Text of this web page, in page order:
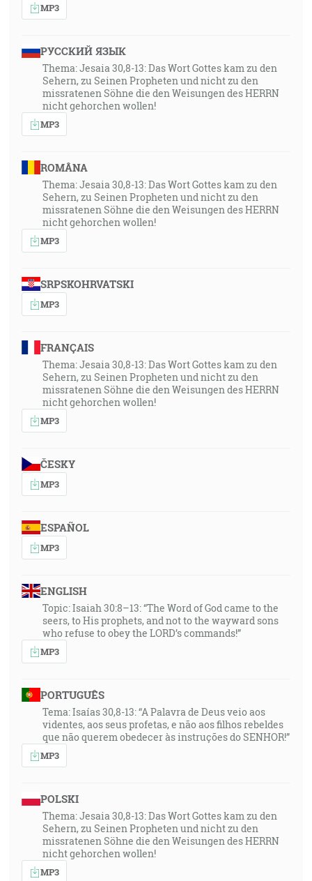
MP3
РУССКИЙ ЯЗЫК
Thema: Jesaia 30,8-13: Das Wort Gottes kam zu den
Sehern, zu Seinen Propheten und nicht zu den
missratenen Söhne die den Weisungen des HERRN
nicht gehorchen wollen!
MP3
ROMÂNA
Thema: Jesaia 30,8-13: Das Wort Gottes kam zu den
Sehern, zu Seinen Propheten und nicht zu den
missratenen Söhne die den Weisungen des HERRN
nicht gehorchen wollen!
MP3
SRPSKOHRVATSKI
MP3
FRANÇAIS
Thema: Jesaia 30,8-13: Das Wort Gottes kam zu den
Sehern, zu Seinen Propheten und nicht zu den
missratenen Söhne die den Weisungen des HERRN
nicht gehorchen wollen!
MP3
ČESKY
MP3
ESPAÑOL
MP3
ENGLISH
Topic: Isaiah 30:8–13: “The Word of God came to the
seers, to His prophets, and not to the wayward sons
who refuse to obey the LORD’s commands!”
MP3
PORTUGUÊS
Tema: Isaías 30,8-13: “A Palavra de Deus veio aos
videntes, aos seus profetas, e não aos filhos rebeldes
que não querem obedecer às instruções do SENHOR!”
MP3
POLSKI
Thema: Jesaia 30,8-13: Das Wort Gottes kam zu den
Sehern, zu Seinen Propheten und nicht zu den
missratenen Söhne die den Weisungen des HERRN
nicht gehorchen wollen!
MP3